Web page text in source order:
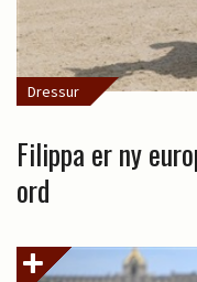
Dressur
Filippa er ny
ord